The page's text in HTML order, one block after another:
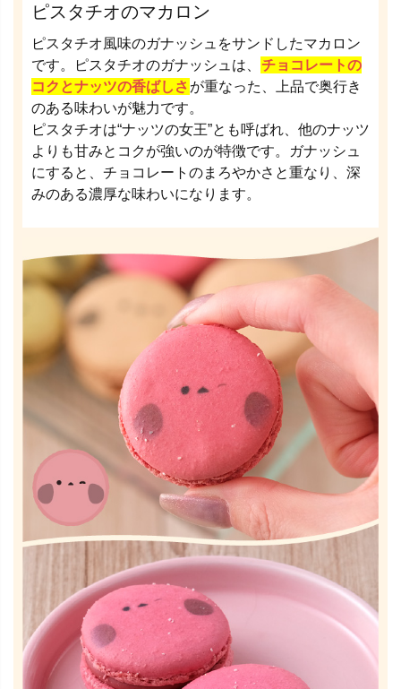
ピスタチオのマカロン
ピスタチオ風味のガナッシュをサンドしたマカロン
です。ピスタチオのガナッシュは、 チョコレートの
コクとナッツの香ばしさ が重なった、上品で奥行き
のある味わいが魅力です。
ピスタチオは“ナッツの女王”とも呼ばれ、他のナッツ
よりも甘みとコクが強いのが特徴です。ガナッシュ
にすると、チョコレートのまろやかさと重なり、深
みのある濃厚な味わいになります。